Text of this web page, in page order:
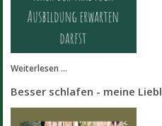
Weiterlesen ...
Besser schlafen - meine